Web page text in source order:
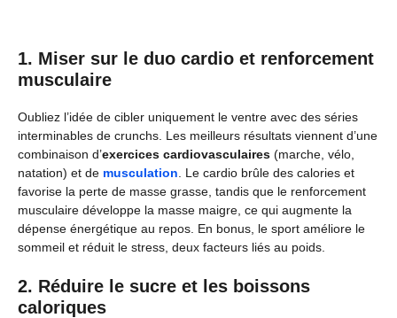
1. Miser sur le duo cardio et renforcement
musculaire
Oubliez l’idée de cibler uniquement le ventre avec des séries
interminables de crunchs. Les meilleurs résultats viennent d’une
combinaison d’exercices cardiovasculaires (marche, vélo,
natation) et de musculation . Le cardio brûle des calories et
favorise la perte de masse grasse, tandis que le renforcement
musculaire développe la masse maigre, ce qui augmente la
dépense énergétique au repos. En bonus, le sport améliore le
sommeil et réduit le stress, deux facteurs liés au poids.
2. Réduire le sucre et les boissons
caloriques